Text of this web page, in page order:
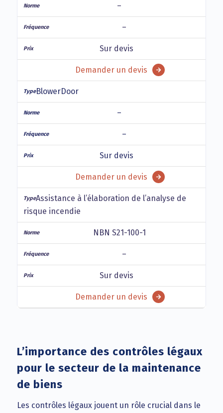
–
–
Sur devis
Demander un devis
BlowerDoor
–
–
Sur devis
Demander un devis
Assistance à l’élaboration de l’analyse de
risque incendie
NBN S21-100-1
–
Sur devis
Demander un devis
L’importance des contrôles légaux
pour le secteur de la maintenance
de biens
Les contrôles légaux jouent un rôle crucial dans le